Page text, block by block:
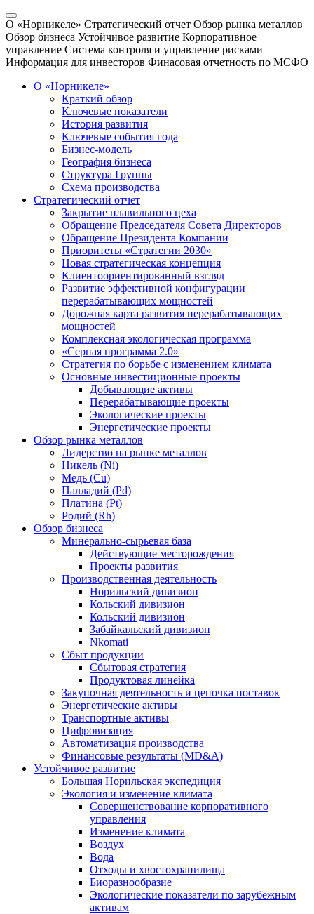
О «Норникеле» Стратегический отчет Обзор рынка металлов
Обзор бизнеса Устойчивое развитие Корпоративное
управление Система контроля и управление рисками
Информация для инвесторов Финасовая отчетность по МСФО
О «Норникеле»
Краткий обзор
Ключевые показатели
История развития
Ключевые события года
Бизнес-модель
География бизнеса
Структура Группы
Схема производства
Стратегический отчет
Закрытие плавильного цеха
Обращение Председателя Совета Директоров
Обращение Президента Компании
Приоритеты «Стратегии 2030»
Новая стратегическая концепция
Клиентоориентированный взгляд
Развитие эффективной конфигурации
перерабатывающих мощностей
Дорожная карта развития перерабатывающих
мощностей
Комплексная экологическая программа
«Серная программа 2.0»
Стратегия по борьбе с изменением климата
Основные инвестиционные проекты
Добывающие активы
Перерабатывающие проекты
Экологические проекты
Энергетические проекты
Обзор рынка металлов
Лидерство на рынке металлов
Никель (Ni)
Медь (Cu)
Палладий (Pd)
Платина (Pt)
Родий (Rh)
Обзор бизнеса
Минерально-сырьевая база
Действующие месторождения
Проекты развития
Производственная деятельность
Норильский дивизион
Кольский дивизион
Кольский дивизион
Забайкальский дивизион
Nkomati
Сбыт продукции
Сбытовая стратегия
Продуктовая линейка
Закупочная деятельность и цепочка поставок
Энергетические активы
Транспортные активы
Цифровизация
Автоматизация производства
Финансовые результаты (MD&A)
Устойчивое развитие
Большая Норильская экспедиция
Экология и изменение климата
Совершенствование корпоративного
управления
Изменение климата
Воздух
Вода
Отходы и хвостохранилища
Биоразнообразие
Экологические показатели по зарубежным
активам